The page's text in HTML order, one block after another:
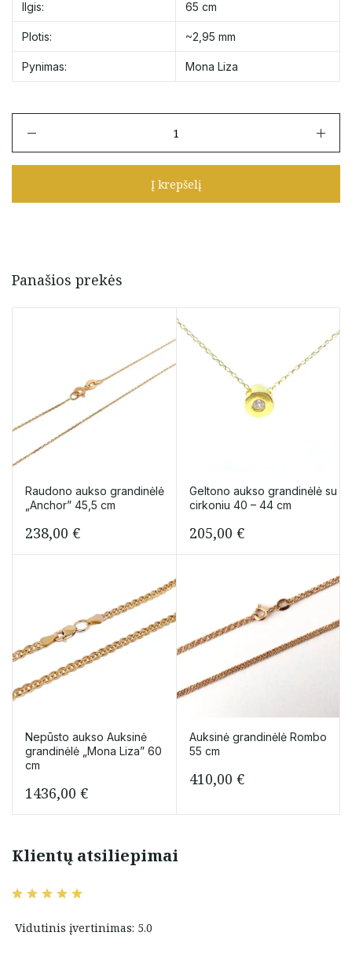
Ilgis: 65 cm
Plotis: ~2,95 mm
Pynimas: Mona Liza
Nepūsto
grandinėlė
cm
Į krepšelį
Panašios prekės
Raudono aukso grandinėlė
„Anchor” 45,5 cm
238,00 €
Geltono aukso grandinėlė su
cirkoniu 40 – 44 cm
205,00 €
Nepūsto aukso Auksinė
grandinėlė „Mona Liza” 60
cm
1436,00 €
Auksinė grandinėlė Rombo
55 cm
410,00 €
Klientų atsiliepimai
Vidutinis įvertinimas: 5.0